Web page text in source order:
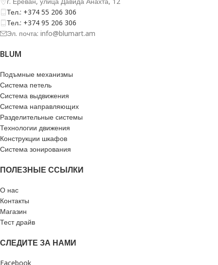
Тел.: +374 55 206 306
Тел.: +374 95 206 306
Эл. почта: info@blumart.am
BLUM
Подъмные механизмы
Система петель
Система выдвижения
Система направляющих
Разделительные системы
Технологии движения
Конструкции шкафов
Система зонирования
ПОЛЕЗНЫЕ ССЫЛКИ
О нас
Контакты
Магазин
Тест драйв
СЛЕДИТЕ ЗА НАМИ
Facebook